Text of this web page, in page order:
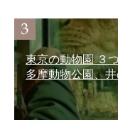
東京の動物園 ３
多摩動物公園、